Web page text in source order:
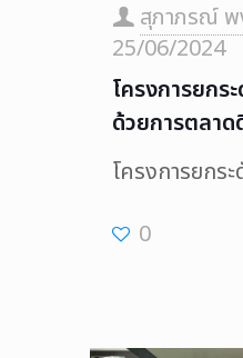
สุภาภรณ์
25/06/2024
โครงการยกร
ด้วยการตลา
โครงการยกร
0